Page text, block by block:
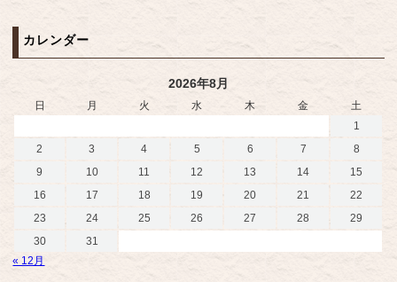
カレンダー
2026年8月
日 月 火 水 木 金
土
1
2
3 4 5 6 7
8
9
10 11 12 13 14
15
16
17 18 19 20 21
22
23
24 25 26 27 28
29
30
31
« 12月